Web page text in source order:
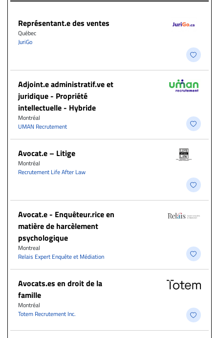
Représentant.e des ventes
Québec
JuriGo
Adjoint.e administratif.ve et
juridique - Propriété
intellectuelle - Hybride
Montréal
UMAN Recrutement
Avocat.e – Litige
Montréal
Recrutement Life After Law
Avocat.e - Enquêteur.rice en
matière de harcèlement
psychologique
Montreal
Relais Expert Enquête et Médiation
Avocats.es en droit de la
famille
Montréal
Totem Recrutement Inc.